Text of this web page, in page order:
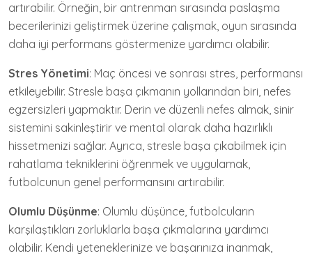
artırabilir. Örneğin, bir antrenman sırasında paslaşma
becerilerinizi geliştirmek üzerine çalışmak, oyun sırasında
daha iyi performans göstermenize yardımcı olabilir.
Stres Yönetimi: Maç öncesi ve sonrası stres, performansı
etkileyebilir. Stresle başa çıkmanın yollarından biri, nefes
egzersizleri yapmaktır. Derin ve düzenli nefes almak, sinir
sistemini sakinleştirir ve mental olarak daha hazırlıklı
hissetmenizi sağlar. Ayrıca, stresle başa çıkabilmek için
rahatlama tekniklerini öğrenmek ve uygulamak,
futbolcunun genel performansını artırabilir.
Olumlu Düşünme: Olumlu düşünce, futbolcuların
karşılaştıkları zorluklarla başa çıkmalarına yardımcı
olabilir. Kendi yeteneklerinize ve başarınıza inanmak,